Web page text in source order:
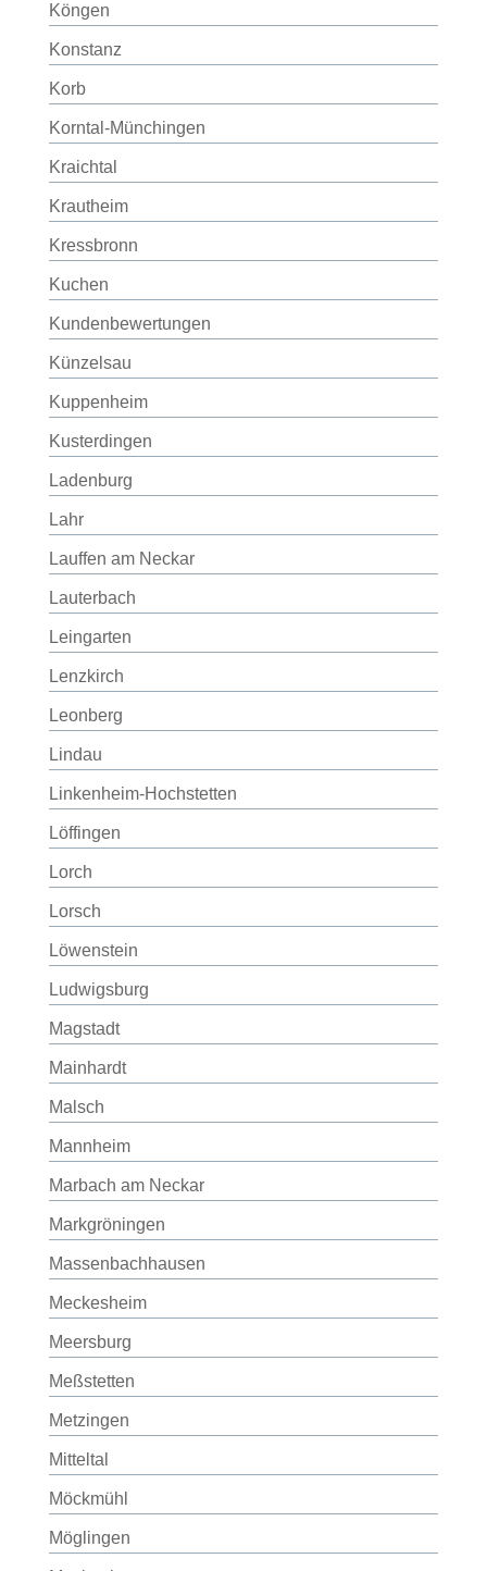
Köngen
Konstanz
Korb
Korntal-Münchingen
Kraichtal
Krautheim
Kressbronn
Kuchen
Kundenbewertungen
Künzelsau
Kuppenheim
Kusterdingen
Ladenburg
Lahr
Lauffen am Neckar
Lauterbach
Leingarten
Lenzkirch
Leonberg
Lindau
Linkenheim-Hochstetten
Löffingen
Lorch
Lorsch
Löwenstein
Ludwigsburg
Magstadt
Mainhardt
Malsch
Mannheim
Marbach am Neckar
Markgröningen
Massenbachhausen
Meckesheim
Meersburg
Meßstetten
Metzingen
Mitteltal
Möckmühl
Möglingen